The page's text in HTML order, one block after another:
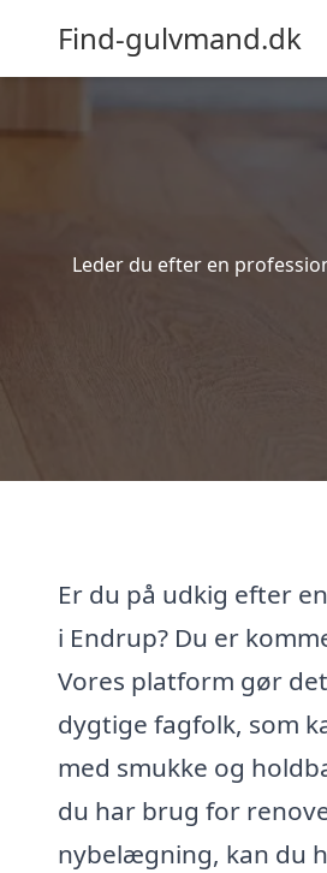
Find-gulvmand.dk
Leder du efter en
Er du på udkig efter
i Endrup? Du er
Vores platform gør
dygtige fagfolk, som
med smukke og
du har brug for
nybelægning, kan du